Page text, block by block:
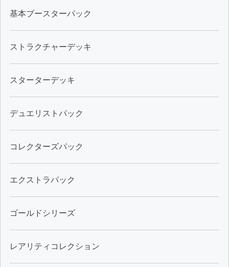
基本ブースターパック
ストラクチャーデッキ
スターターデッキ
デュエリストパック
コレクターズパック
エクストラパック
ゴールドシリーズ
レアリティコレクション